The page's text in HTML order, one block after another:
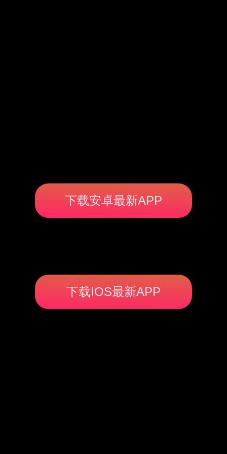
下载安卓最新APP
下载IOS最新APP